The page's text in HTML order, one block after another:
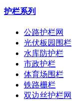
护栏系列
公路护栏网
光伏板园围栏
水库防护栏
市政护栏
体育场围栏
铁路栅栏
双边丝护栏网